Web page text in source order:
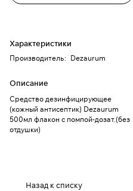
Характеристики
Производитель: Dezaurum
Описание
Средство дезинфицирующее
(кожный антисептик) Dezaurum
500мл флакон с помпой-дозат.(без
отдушки)
Назад к списку